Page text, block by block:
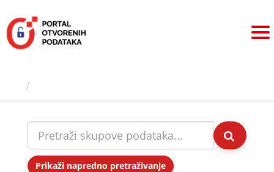
sadržaj
Prikaži napredno pretraživanje